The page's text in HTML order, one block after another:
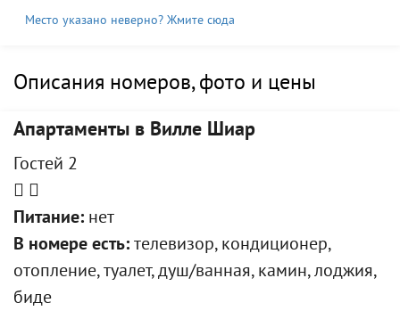
Место указано неверно? Жмите сюда
Описания номеров, фото и цены
Апартаменты в Вилле Шиар
Гостей 2
Питание: нет
В номере есть: телевизор, кондиционер,
отопление, туалет, душ/ванная, камин, лоджия,
биде